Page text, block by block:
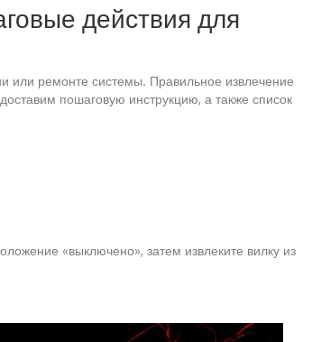
действия для
или ремонте системы. Правильное извлечение
пошаговую инструкцию, а также список
«выключено», затем извлеките вилку из